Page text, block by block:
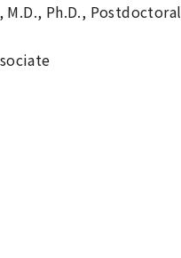
Ph.D., Postdoctoral